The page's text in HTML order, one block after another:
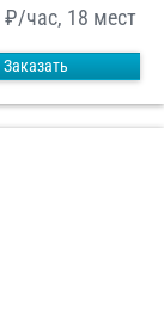
₽/час, 18 мест
Заказать